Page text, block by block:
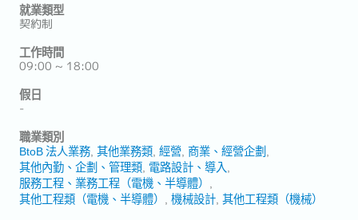
就業類型
契約制
工作時間
09:00 ~ 18:00
假日
-
職業類別
BtoB 法人業務 其他業務類 經營 商業、經營企劃
其他內勤、企劃、管理類 電路設計、導入
服務工程、業務工程（電機、半導體）
其他工程類（電機、半導體）
機械設計 其他工程類（機械）